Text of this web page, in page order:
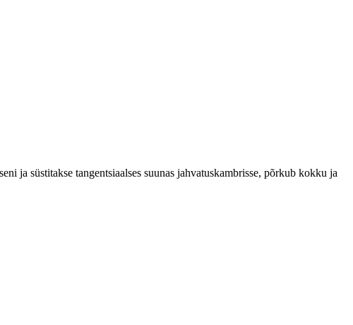
ja süstitakse tangentsiaalses suunas jahvatuskambrisse, põrkub kokku ja